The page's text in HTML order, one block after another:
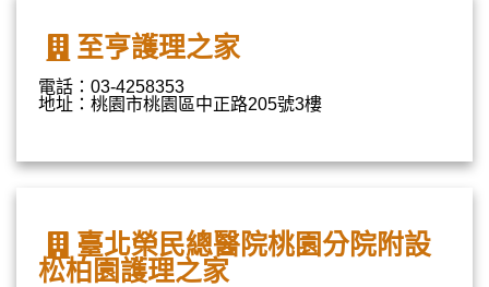
至亨護理之家
電話：03-4258353
地址：桃園市桃園區中正路205號3樓
臺北榮民總醫院桃園分院附設
松柏園護理之家